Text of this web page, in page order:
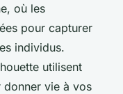
où les
pour capturer
individus.
utilisent
donner vie à vos